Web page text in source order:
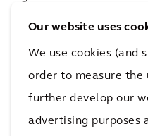
Our website uses
We use cookies (and
order to measure the
further develop our
advertising purposes
objecten kunnen
worden beheerd,
gebouwprestaties